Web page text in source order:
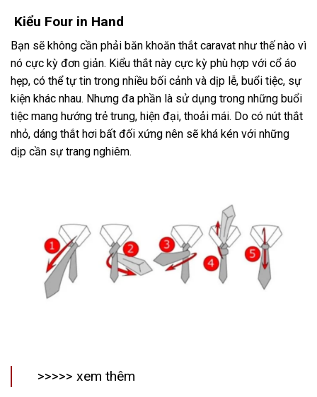
Kiểu Four in Hand
Bạn sẽ không cần phải băn khoăn thắt caravat như thế nào vì
nó cực kỳ đơn giản. Kiểu thắt này cực kỳ phù hợp với cổ áo
hẹp, có thể tự tin trong nhiều bối cảnh và dịp lễ, buổi tiệc, sự
kiện khác nhau. Nhưng đa phần là sử dụng trong những buổi
tiệc mang hướng trẻ trung, hiện đại, thoải mái. Do có nút thắt
nhỏ, dáng thắt hơi bất đối xứng nên sẽ khá kén với những
dịp cần sự trang nghiêm.
>>>>> xem thêm